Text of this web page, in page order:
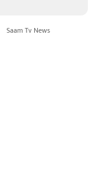
Saam Tv News